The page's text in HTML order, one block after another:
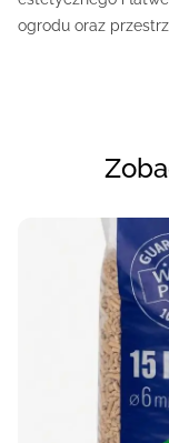
ogrodu oraz